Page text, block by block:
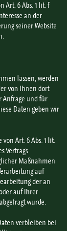
Art. 6 Abs. 1 lit. f
an der
seiner Website
lassen, werden
von Ihnen dort
Anfrage und für
Daten geben wir
Art. 6 Abs. 1 lit.
Vertrags
Maßnahmen
auf
der an
auf Ihrer
wurde.
verbleiben bei